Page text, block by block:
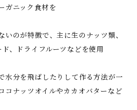
ガニック食材を
いのが特徴で、主に生のナッツ類、
ド、ドライフルーツなどを使用
水分を飛ばしたりして作る方法が一
コナッツオイルやカカオバターなど